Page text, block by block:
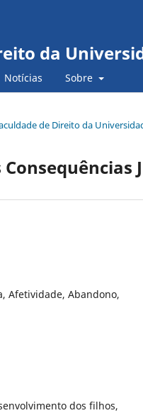
da
Notícias Sobre
de Direito da
Afetividade, Abandono,
dos filhos,